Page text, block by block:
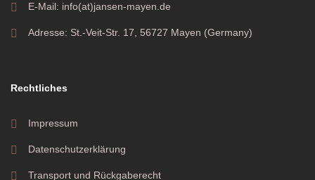
E-Mail: info(at)jansen-mayen.de
Adresse: St.-Veit-Str. 17, 56727 Mayen (Germany)
Rechtliches
Impressum
Datenschutzerklärung
Transport und Rückgaberecht